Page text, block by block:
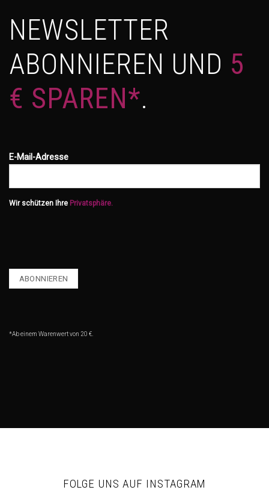
NEWSLETTER
ABONNIEREN UND 5
€ SPAREN*.
E-Mail-Adresse
Wir schützen Ihre Privatsphäre.
*Ab einem Warenwert von 20 €.
FOLGE UNS AUF INSTAGRAM